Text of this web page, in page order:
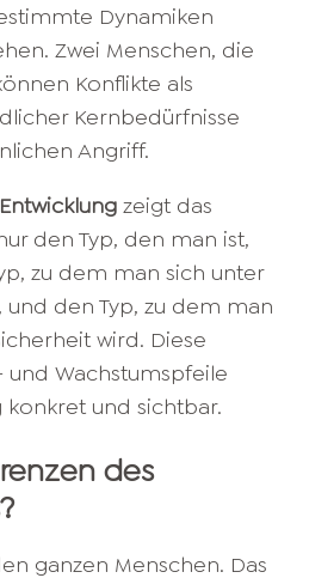
Dynamiken
Zwei Menschen, die
Konflikte als
Kernbedürfnisse
Angriff.
zeigt das
den Typ, den man ist,
zu dem man sich unter
und den Typ, zu dem man
wird. Diese
Wachstumspfeile
konkret und sichtbar.
des
ganzen Menschen. Das